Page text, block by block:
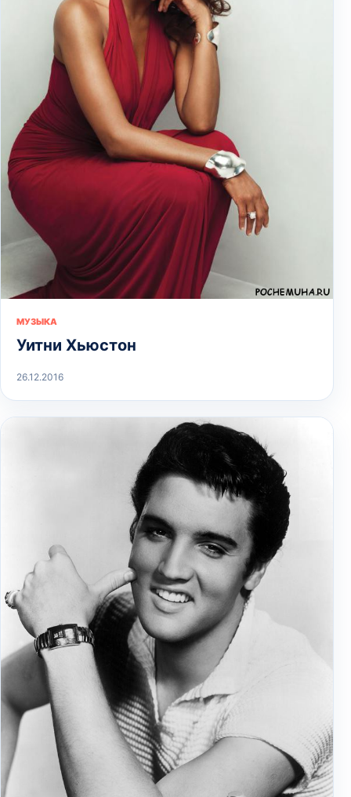
МУЗЫКА
Уитни Хьюстон
26.12.2016